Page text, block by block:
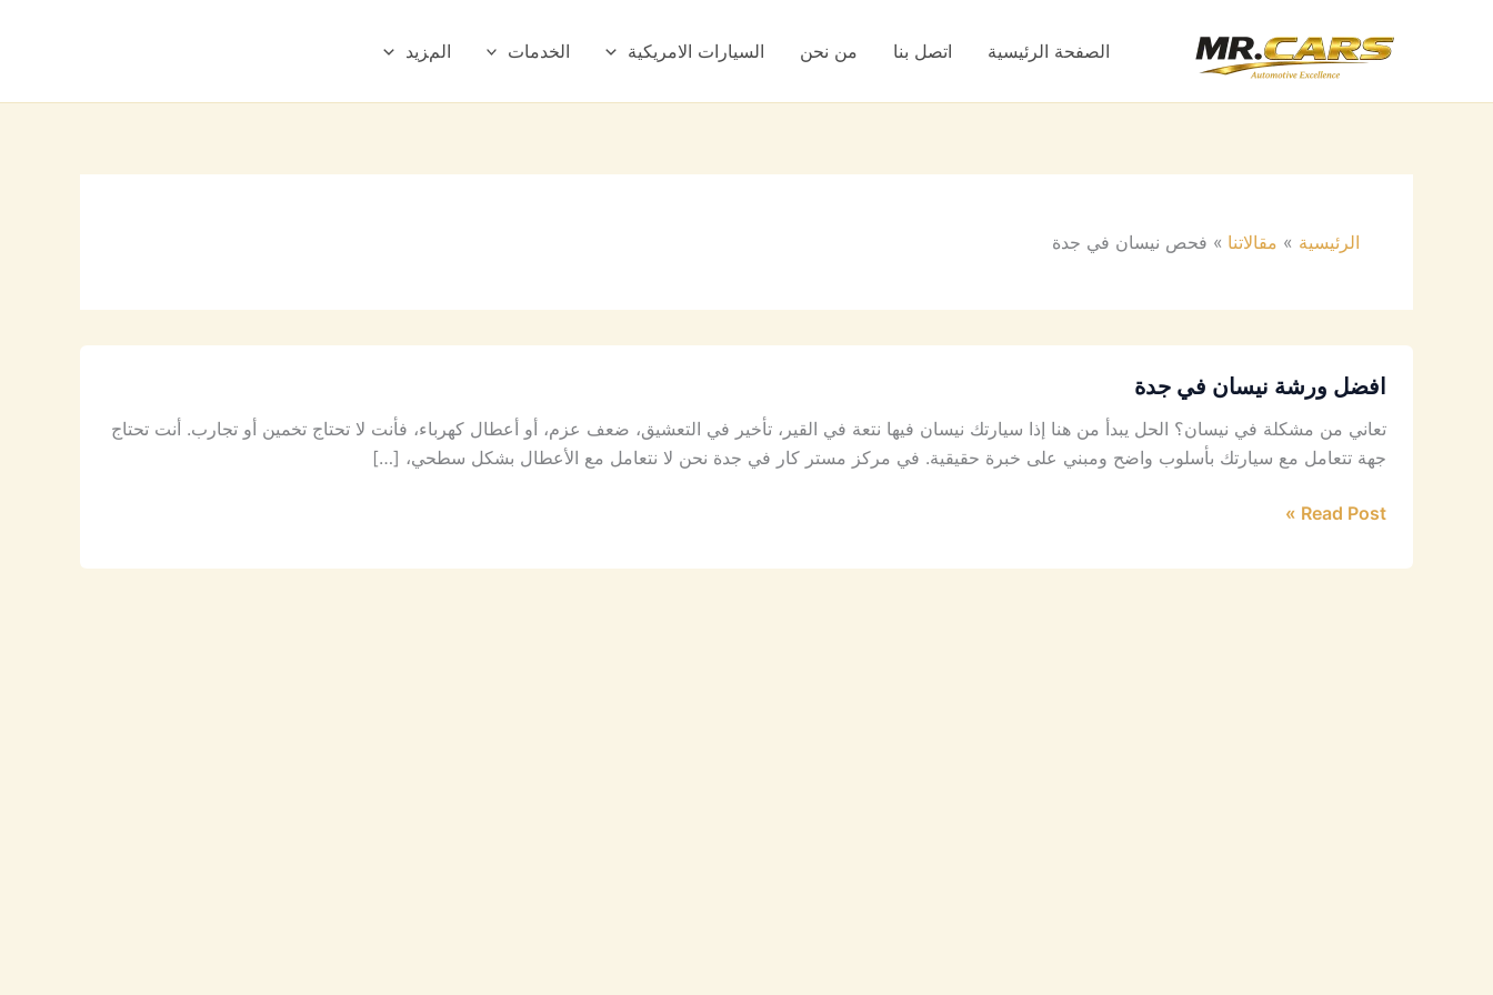
الصفحة الرئيسية اتصل بنا من نحن السيارات الامريكية الخدمات المزيد
الرئيسية مقالاتنا فحص نيسان في جدة
افضل ورشة نيسان في جدة
تعاني من مشكلة في نيسان؟ الحل يبدأ من هنا إذا سيارتك نيسان فيها نتعة في القير، تأخير في التعشيق، ضعف عزم، أو أعطال كهرباء، فأنت لا تحتاج تخمين أو تجارب. أنت تحتاج
جهة تتعامل مع سيارتك بأسلوب واضح ومبني على خبرة حقيقية. في مركز مستر كار في جدة نحن لا نتعامل مع الأعطال بشكل سطحي، […]
Read Post »